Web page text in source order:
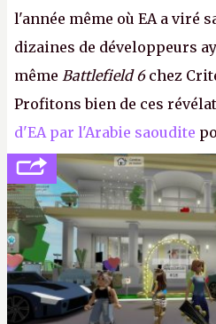
l'année même où EA a viré
dizaines de développeurs
même Battlefield 6chez
Profitons bien de ces
d'EA par l'Arabie saoudite
société privée, l'éditeur
l'obligation de publier ses
victoire pour la